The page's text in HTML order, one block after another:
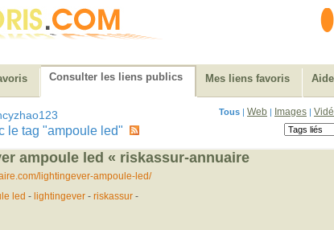
Consulter les liens publics Mes liens favoris Aide
Tous | Web | Images |
le tag "ampoule led"
ampoule led « riskassur-annuaire
lightingever-ampoule-led/
led - lightingever- riskassur-